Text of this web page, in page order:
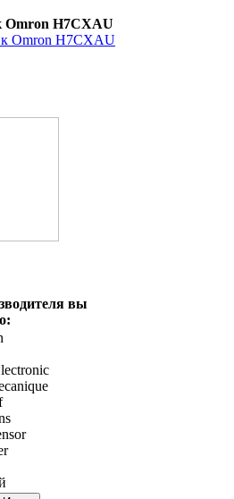
Omron H7CXAU
вы